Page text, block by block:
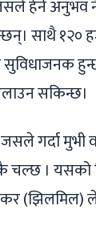
हेर्ने अनुभव
साथै १२०
सकिन्छ।
गर्दा मुभी
। यसको
(झिलमिल)